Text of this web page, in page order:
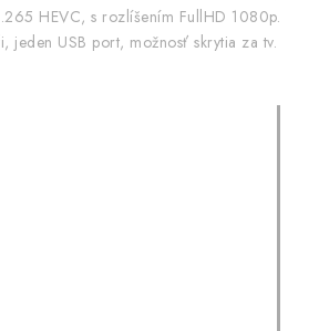
HEVC, s rozlíšením FullHD 1080p.
jeden USB port, možnosť skrytia za tv.